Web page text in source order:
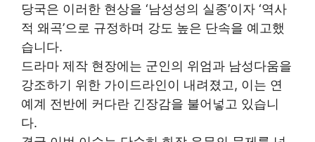
당국은 이러한 현상을 ‘남성성의 실종’이자 ‘역사
적 왜곡’으로 규정하며 강도 높은 단속을 예고했
습니다.
드라마 제작 현장에는 군인의 위엄과 남성다움을
강조하기 위한 가이드라인이 내려졌고, 이는 연
예계 전반에 커다란 긴장감을 불어넣고 있습니
다.